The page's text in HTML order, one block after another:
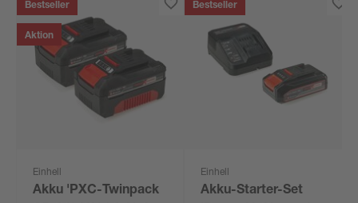
Bestseller
Aktion
Einhell
Akku 'PXC-Twinpack
Bestseller
Einhell
Akku-Starter-Set